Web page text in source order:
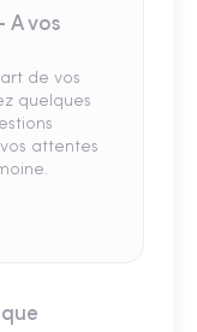
A vos
de vos
quelques
attentes